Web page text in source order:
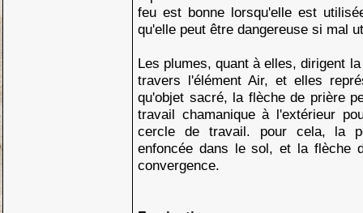
feu est bonne lorsqu'elle est
qu'elle peut être dangereuse si mal
Les plumes, quant à elles, dirigent
travers l'élément Air, et elles
qu'objet sacré, la flèche de prière
travail chamanique à l'extérieur
cercle de travail. pour cela, la
enfoncée dans le sol, et la flèche
convergence.